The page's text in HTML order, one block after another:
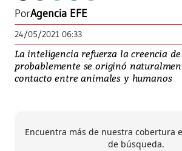
PorAgencia EFE
24/05/2021 06:33
La inteligencia refuerza la creencia
probablemente se originó
contacto entre animales y humanos
Encuentra más de nuestra cobertura
de búsqueda.